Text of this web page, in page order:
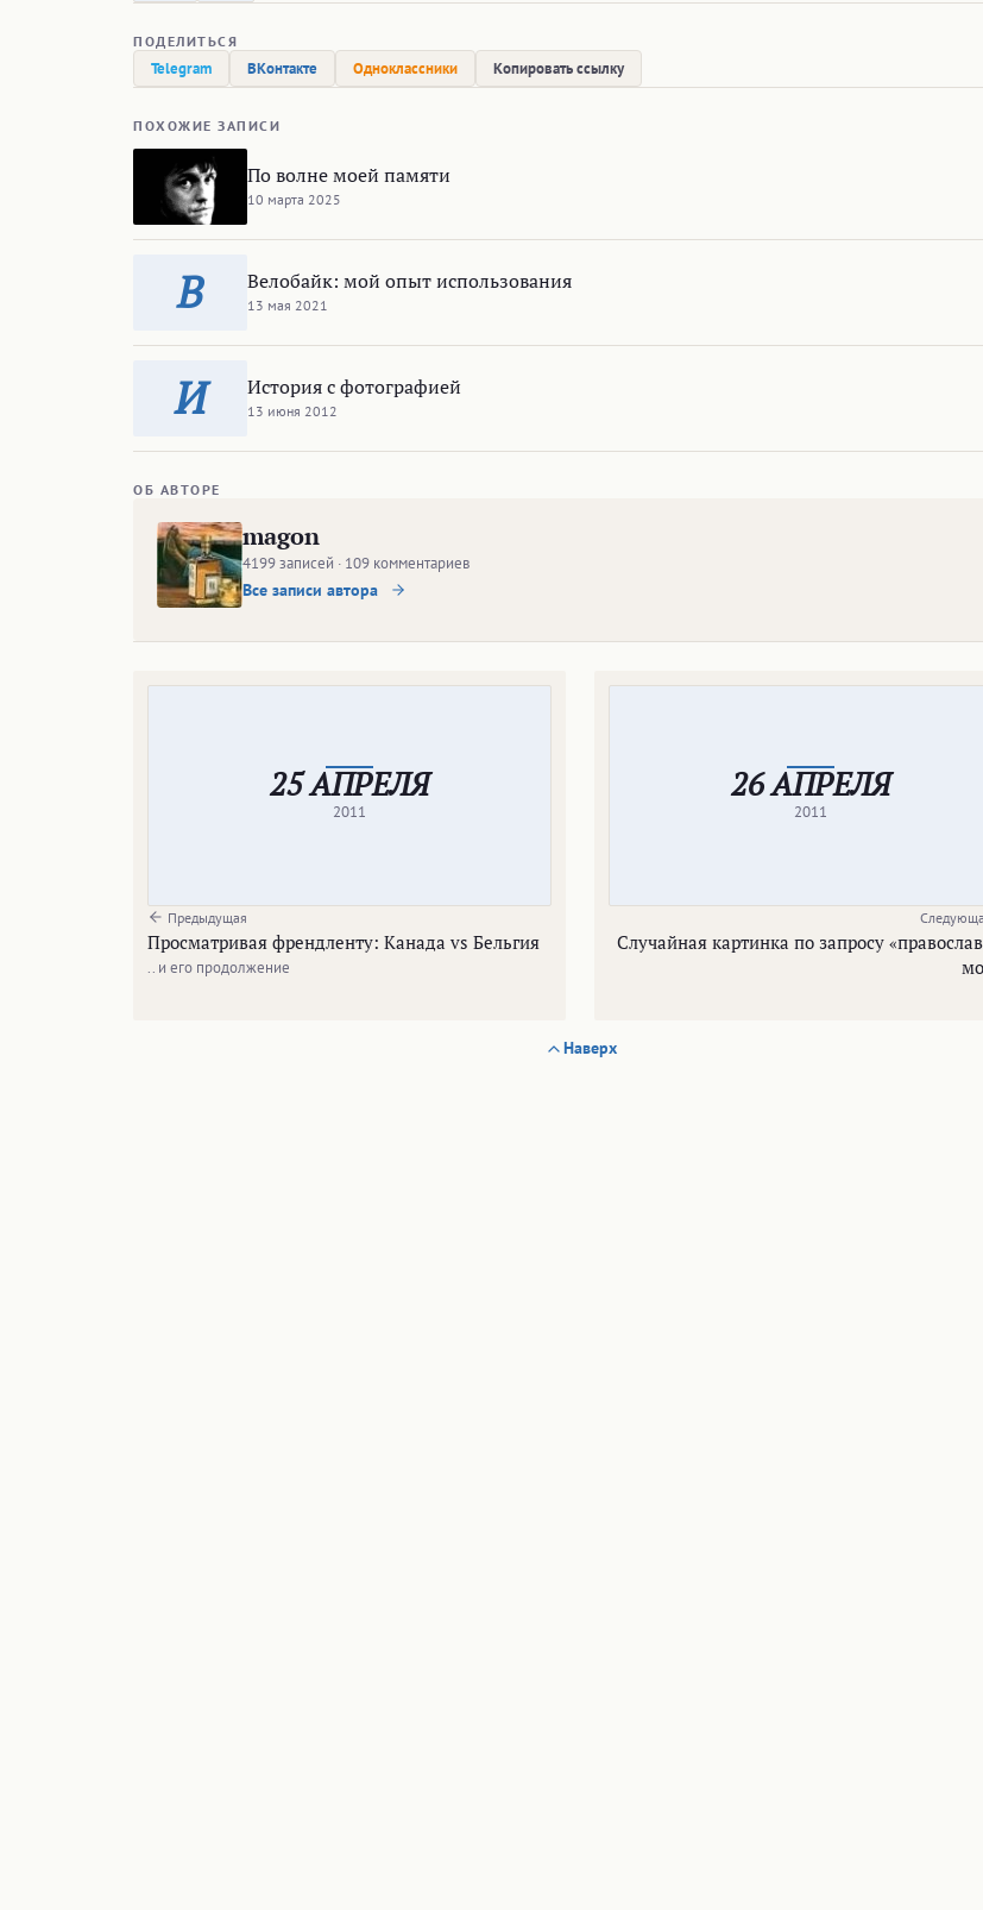
ПОДЕЛИТЬСЯ
Telegram ВКонтакте Одноклассники Копировать ссылку
ПОХОЖИЕ ЗАПИСИ
По волне моей памяти
10 марта 2025
В Велобайк: мой опыт использования
13 мая 2021
И История с фотографией
13 июня 2012
ОБ АВТОРЕ
magon
4199 записей · 109 комментариев
Все записи автора
25 АПРЕЛЯ
2011
Предыдущая
Просматривая френдленту: Канада vs Бельгия
.. и его продолжение
26 АПРЕЛЯ
2011
Случайная картинка по запросу
Наверх